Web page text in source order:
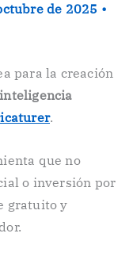
de 2025 •
para la creación
inteligencia
.
que no
o inversión por
gratuito y